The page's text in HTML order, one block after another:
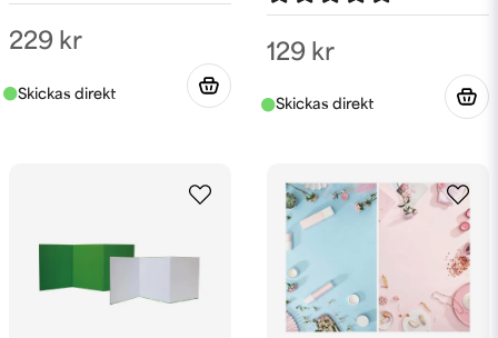
229 kr 129 kr
Skicka fråga